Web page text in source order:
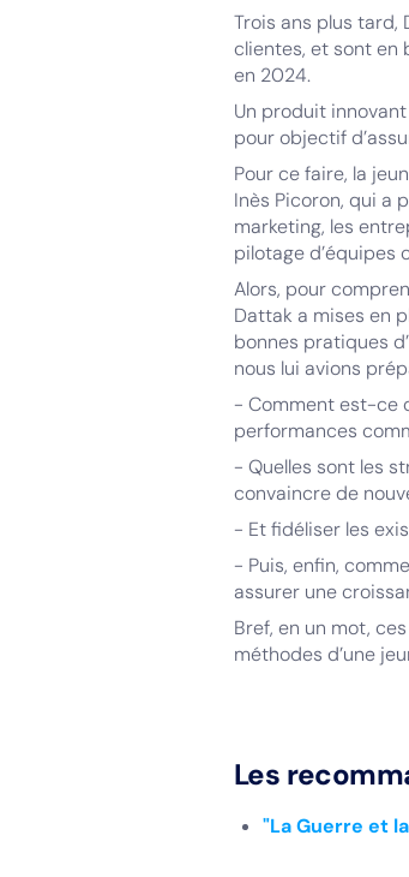
Trois ans plus
clientes, et sont en
en 2024.
Un produit
pour objectif
Pour ce faire, la
Inès Picoron, qui a
marketing, les
pilotage d’équipes
Alors, pour
Dattak a mises en
bonnes pratiques
nous lui avions
- Comment est-ce
performances
- Quelles sont les
convaincre de
- Et fidéliser les
- Puis, enfin,
assurer une
Bref, en un mot,
méthodes d’une
Les
"La Guerre et